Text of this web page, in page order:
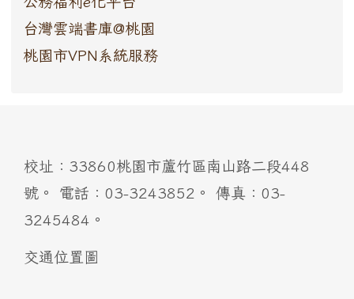
台灣雲端書庫@桃園
桃園市VPN系統服務
校址：33860桃園市蘆竹區南山路二段448
號。 電話：03-3243852。 傳真：03-
3245484。
交通位置圖